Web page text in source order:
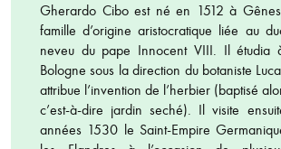
Gherardo Cibo est né en 1512 à
famille d’origine aristocratique liée au
neveu du pape Innocent VIII. Il étudia
Bologne sous la direction du botaniste
attribue l’invention de l’herbier (baptisé
c’est-à-dire jardin seché). Il visite
années 1530 le Saint-Empire